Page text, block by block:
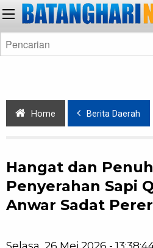
Home Berita Daerah
Hangat dan
Penyerahan Sapi
Anwar Sadat